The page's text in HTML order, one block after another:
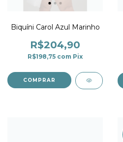
Biquíni Carol Azul Marinho
R$204,90
R$198,75 com Pix
COMPRAR